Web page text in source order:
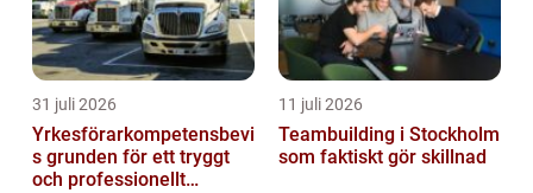
31 juli 2026
Yrkesförarkompetensbevi
s grunden för ett tryggt
och professionellt
11 juli 2026
Teambuilding i Stockholm
som faktiskt gör skillnad